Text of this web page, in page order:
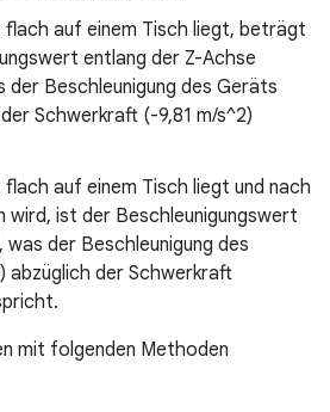
flach auf einem Tisch liegt, beträgt
entlang der Z-Achse
der Beschleunigung des Geräts
Schwerkraft (-9,81 m/s^2)
auf einem Tisch liegt und nach
wird, ist der Beschleunigungswert
was der Beschleunigung des
abzüglich der Schwerkraft
mit folgenden Methoden